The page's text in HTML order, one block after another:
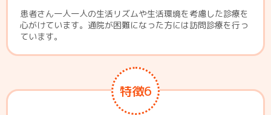
患者さん一人一人の生活リズムや生活環境を考慮した診療を
心がけています。通院が困難になった方には訪問診療を行っ
ています。
特徴6